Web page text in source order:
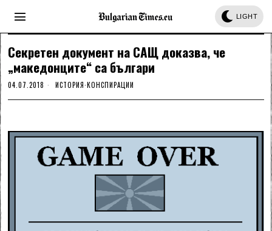
LIGHT
Секретен документ на САЩ доказва, че
„македонците“ са българи
04.07.2018 ИСТОРИЯ·КОНСПИРАЦИИ